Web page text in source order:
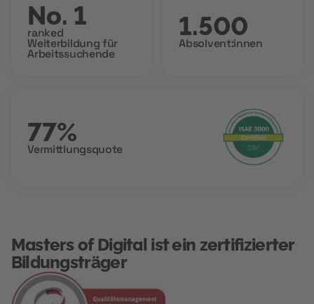
No. 1
ranked
Weiterbildung für
Arbeitssuchende
1.500
Absolvent:innen
77%
Vermittlungsquote
Masters of Digital ist ein zertifizierter
Bildungsträger